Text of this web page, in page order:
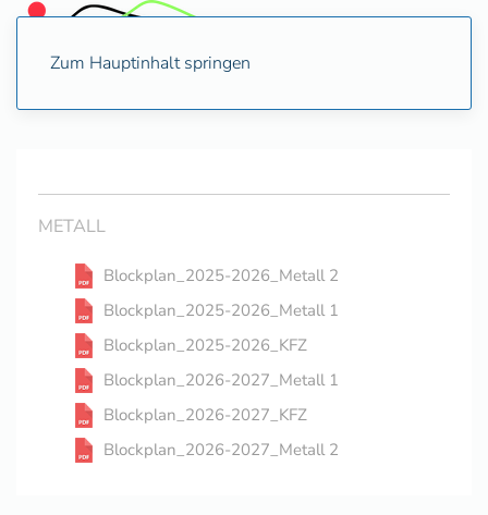
Zum Hauptinhalt springen
METALL
Blockplan_2025-2026_Metall 2
Blockplan_2025-2026_Metall 1
Blockplan_2025-2026_KFZ
Blockplan_2026-2027_Metall 1
Blockplan_2026-2027_KFZ
Blockplan_2026-2027_Metall 2